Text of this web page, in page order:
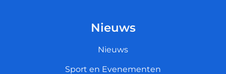
Nieuws
Nieuws
Sport en Evenementen